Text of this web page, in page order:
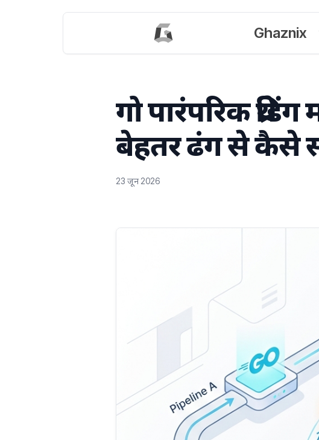
Ghaznix
गो पारंपरिक
बेहतर ढंग से कैसे
23 जून 2026